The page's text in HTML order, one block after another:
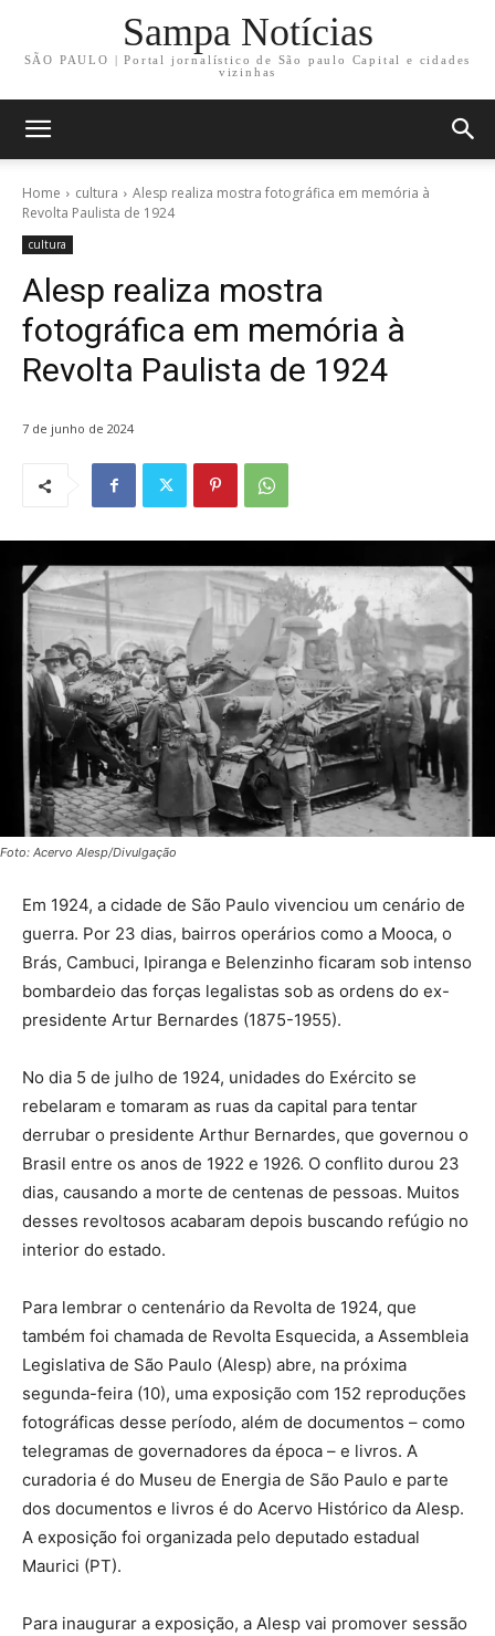
Sampa Notícias
SÃO PAULO | Portal jornalístico de São paulo Capital e cidades
vizinhas
Home cultura
Alesp realiza mostra fotográfica em memória à
Revolta Paulista de 1924
cultura
Alesp realiza mostra
fotográfica em memória à
Revolta Paulista de 1924
7 de junho de 2024
Foto: Acervo Alesp/Divulgação
Em 1924, a cidade de São Paulo vivenciou um cenário de
guerra. Por 23 dias, bairros operários como a Mooca, o
Brás, Cambuci, Ipiranga e Belenzinho ficaram sob intenso
bombardeio das forças legalistas sob as ordens do ex-
presidente Artur Bernardes (1875-1955).
No dia 5 de julho de 1924, unidades do Exército se
rebelaram e tomaram as ruas da capital para tentar
derrubar o presidente Arthur Bernardes, que governou o
Brasil entre os anos de 1922 e 1926. O conflito durou 23
dias, causando a morte de centenas de pessoas. Muitos
desses revoltosos acabaram depois buscando refúgio no
interior do estado.
Para lembrar o centenário da Revolta de 1924, que
também foi chamada de Revolta Esquecida, a Assembleia
Legislativa de São Paulo (Alesp) abre, na próxima
segunda-feira (10), uma exposição com 152 reproduções
fotográficas desse período, além de documentos – como
telegramas de governadores da época – e livros. A
curadoria é do Museu de Energia de São Paulo e parte
dos documentos e livros é do Acervo Histórico da Alesp.
A exposição foi organizada pelo deputado estadual
Maurici (PT).
Para inaugurar a exposição, a Alesp vai promover sessão